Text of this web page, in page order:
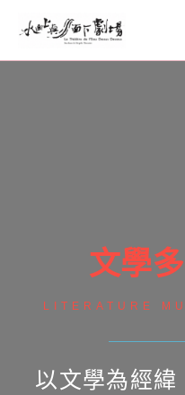
文學
LITERATURE
以文學為經緯